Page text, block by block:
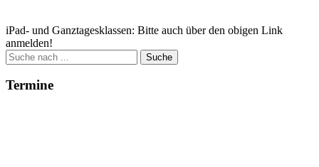
iPad- und Ganztagesklassen: Bitte auch über den obigen Link
anmelden!
Suche
nach:
Termine